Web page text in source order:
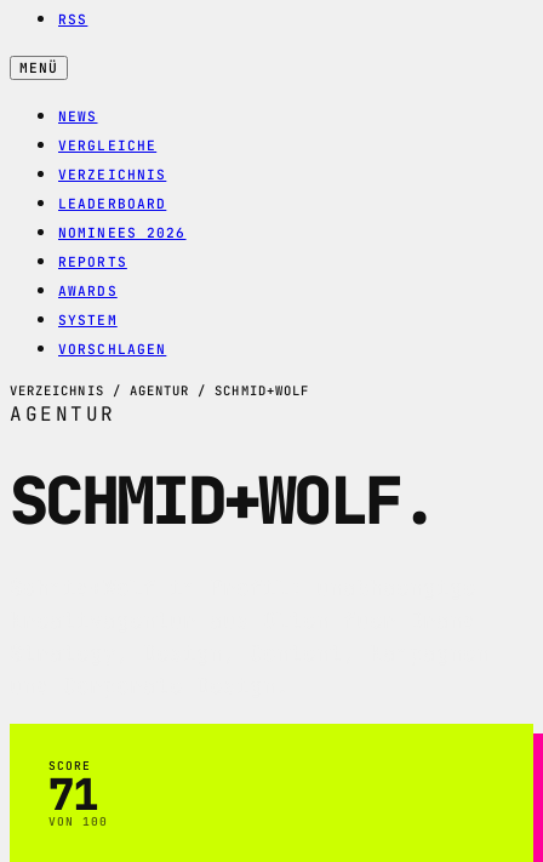
RSS
MENÜ
NEWS
VERGLEICHE
VERZEICHNIS
LEADERBOARD
NOMINEES 2026
REPORTS
AWARDS
SYSTEM
VORSCHLAGEN
VERZEICHNIS / AGENTUR / SCHMID+WOLF
AGENTUR
SCHMID+WOLF.
SCORE
71
VON 100